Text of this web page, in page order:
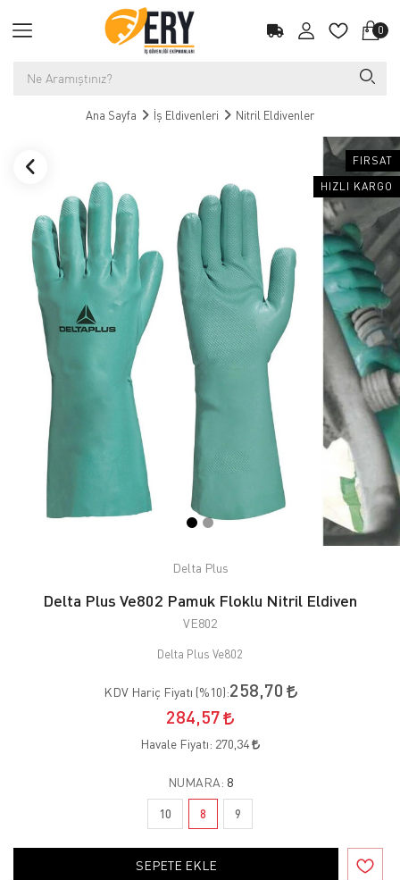
0
Ana Sayfa İş Eldivenleri Nitril Eldivenler
FIRSAT
HIZLI KARGO
Delta Plus
Delta Plus Ve802 Pamuk Floklu Nitril Eldiven
VE802
Delta Plus Ve802
KDV Hariç Fiyatı (%10):258,70
284,57
Havale Fiyatı: 270,34
NUMARA: 8
10 8 9
SEPETE EKLE